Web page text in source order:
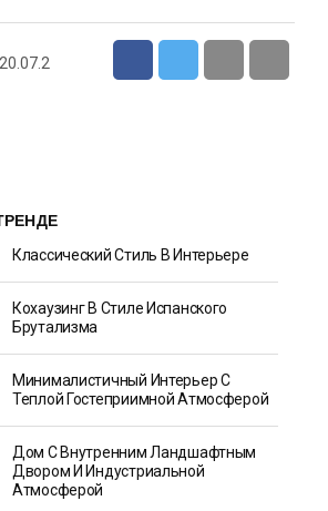
20.07.2
Классический Стиль В Интерьере
Кохаузинг В Стиле Испанского
Брутализма
Минималистичный Интерьер С
Теплой Гостеприимной Атмосферой
Дом С Внутренним Ландшафтным
Двором И Индустриальной
Атмосферой